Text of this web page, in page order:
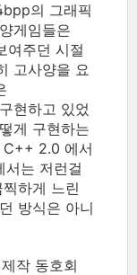
의 그래픽
게임들은
주던 시절
고사양을 요
현하고 있었
게 구현하는
C++ 2.0 에서
서는 저런걸
하게 느린
방식은 아니
작 동호회